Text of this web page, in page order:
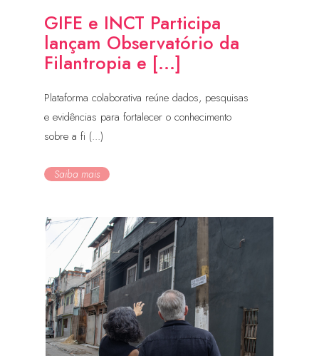
GIFE e INCT Participa
lançam Observatório da
Filantropia e [...]
Plataforma colaborativa reúne dados, pesquisas
e evidências para fortalecer o conhecimento
sobre a fi (...)
Saiba mais